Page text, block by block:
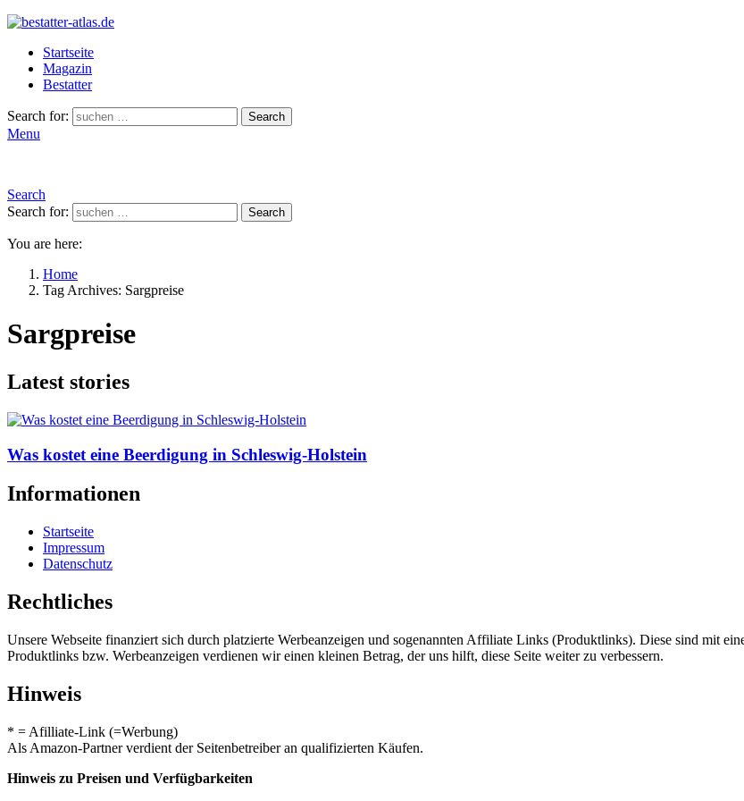
Startseite
Magazin
Bestatter
Search for: Search
Menu
Search
Search for:
Search
You are here:
Home
Tag Archives: Sargpreise
Sargpreise
Latest stories
Was kostet eine Beerdigung in Schleswig-Holstein
Informationen
Startseite
Impressum
Datenschutz
Rechtliches
Unsere Webseite finanziert sich durch platzierte Werbeanzeigen und sogenannten Affiliate Links (Produktlinks). Diese sind mit
Produktlinks bzw. Werbeanzeigen verdienen wir einen kleinen Betrag, der uns hilft, diese Seite weiter zu verbessern.
Hinweis
* = Afilliate-Link (=Werbung)
Als Amazon-Partner verdient der Seitenbetreiber an qualifizierten Käufen.
Hinweis zu Preisen und Verfügbarkeiten